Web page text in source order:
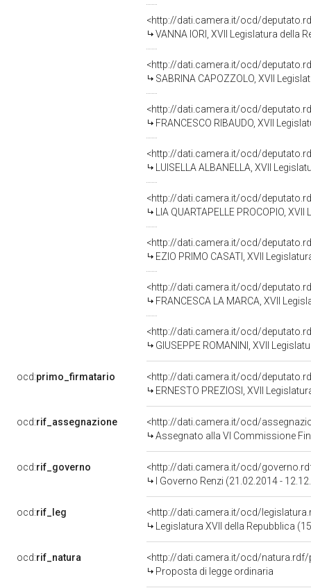
<http://dati.camera.it/ocd/
VANNA IORI, XVII Legislatura della
<http://dati.camera.it/ocd/
SABRINA CAPOZZOLO, XVII
<http://dati.camera.it/ocd/
FRANCESCO RIBAUDO, XVII
<http://dati.camera.it/ocd/
LUISELLA ALBANELLA, XVII
<http://dati.camera.it/ocd/
LIA QUARTAPELLE PROCOPIO,
<http://dati.camera.it/ocd/
EZIO PRIMO CASATI, XVII
<http://dati.camera.it/ocd/
FRANCESCA LA MARCA, XVII
<http://dati.camera.it/ocd/
GIUSEPPE ROMANINI, XVII
ocd:primo_firmatario
<http://dati.camera.it/ocd/
ERNESTO PREZIOSI, XVII
ocd:rif_assegnazione
<http://dati.camera.it/ocd/
Assegnato alla VI Commissione
ocd:rif_governo
<http://dati.camera.it/ocd/
I Governo Renzi (21.02.2014 -
ocd:rif_leg
<http://dati.camera.it/ocd/
Legislatura XVII della Repubblica
ocd:rif_natura
<http://dati.camera.it/ocd/natura.rdf/
Proposta di legge ordinaria